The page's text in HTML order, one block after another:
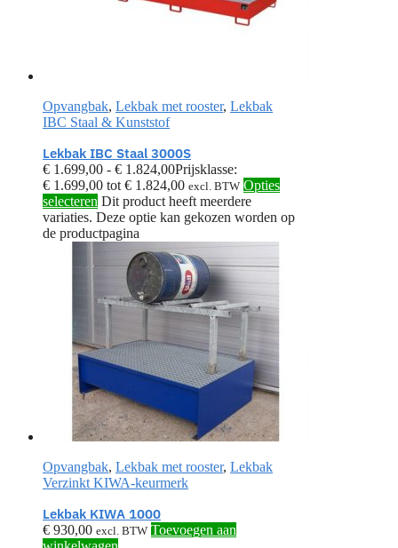
Opvangbak, Lekbak met rooster, Lekbak
IBC Staal & Kunststof
Lekbak IBC Staal 3000S
€ 1.699,00 - € 1.824,00Prijsklasse:
€ 1.699,00 tot € 1.824,00 excl. BTW Opties
selecteren Dit product heeft meerdere
variaties. Deze optie kan gekozen worden op
de productpagina
Opvangbak, Lekbak met rooster, Lekbak
Verzinkt KIWA-keurmerk
Lekbak KIWA 1000
€ 930,00 excl. BTW Toevoegen aan